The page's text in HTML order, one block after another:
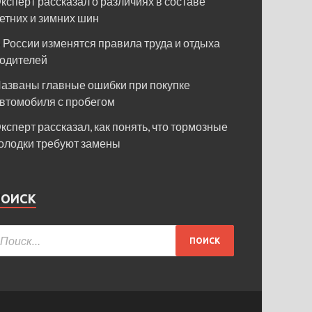
и зимних шин
России изменятся правила труда и отдыха
главные ошибки при покупке
с пробегом
рассказал, как понять, что тормозные
требуют замены